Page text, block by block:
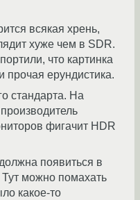
всякая хрень,
хуже чем в SDR.
что картинка
прочая ерундистика.
стандарта. На
фигачит HDR
появиться в
можно помахать
какое-то